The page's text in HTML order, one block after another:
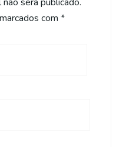
com *